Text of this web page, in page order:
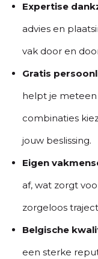
Expertise
advies en
vak door en
Gratis
helpt je
combinaties
jouw beslissing.
Eigen
af, wat zorgt
zorgeloos
Belgische
een sterke